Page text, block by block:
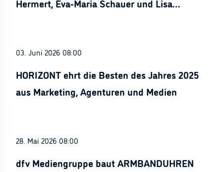
Hermert, Eva-Maria Schauer und Lisa
03. Juni 2026 08:00
HORIZONT ehrt die Besten des Jahres 2025
aus Marketing, Agenturen und Medien
28. Mai 2026 08:00
dfv Mediengruppe baut ARMBANDUHREN